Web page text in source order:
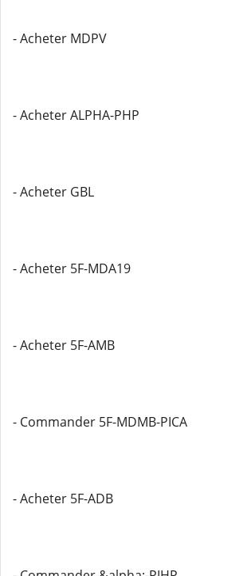
- Acheter MDPV
- Acheter ALPHA-PHP
- Acheter GBL
- Acheter 5F-MDA19
- Acheter 5F-AMB
- Commander 5F-MDMB-PICA
- Acheter 5F-ADB